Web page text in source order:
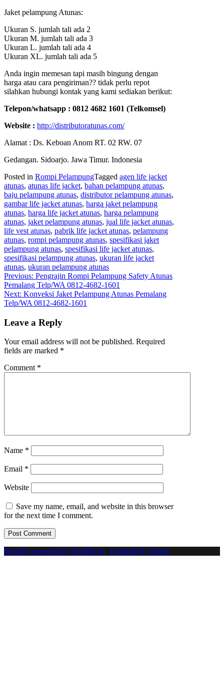
Jaket pelampung Atunas:
Ukuran S. jumlah tali ada 2
Ukuran M. jumlah tali ada 3
Ukuran L. jumlah tali ada 4
Ukuran XL. jumlah tali ada 5
Anda ingin memesan tapi masih bingung dengan
harga atau cara pengiriman?? tidak perlu repot
silahkan hubungi kontak yang kami sediakan berikut:
Telepon/whatsapp : 0812 4682 1601 (Telkomsel)
Website : http://distributoratunas.com/
Alamat : Ds. Keboan Anom RT. 02 RW. 07
Gedangan. Sidoarjo. Jawa Timur. Indonesia
Posted in Rompi PelampungTagged agen life jacket
atunas, atunas life jacket, bahan pelampung atunas,
baju pelampung atunas, distributor pelampung atunas,
gambar life jacket atunas, harga jaket pelampung
atunas, harga life jacket atunas, harga pelampung
atunas, jaket pelampung atunas, jual life jacket atunas,
life vest atunas, pabrik life jacket atunas, pelampung
atunas, rompi pelampung atunas, spesifikasi jaket
pelampung atunas, spesifikasi life jacket atunas,
spesifikasi pelampung atunas, ukuran life jacket
atunas, ukuran pelampung atunas
Post
navigation
Previous: Pengrajin Rompi Pelampung Safety Atunas
Pemalang Telp/WA 0812-4682-1601
Next: Konveksi Jaket Pelampung Atunas Pemalang
Telp/WA 0812-4682-1601
Leave a Reply
Your email address will not be published. Required
fields are marked *
Comment *
Name *
Email *
Website
Save my name, email, and website in this browser
for the next time I comment.
Proudly powered by WordPress PopularFX Theme